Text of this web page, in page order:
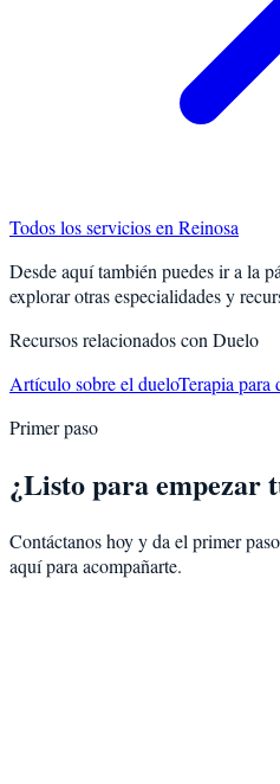
Todos los servicios en Reinosa
Desde aquí también puedes ir a la
explorar otras especialidades y
Recursos relacionados con Duelo
Artículo sobre el dueloTerapia para
Primer paso
¿Listo para empezar
Contáctanos hoy y da el primer
aquí para acompañarte.